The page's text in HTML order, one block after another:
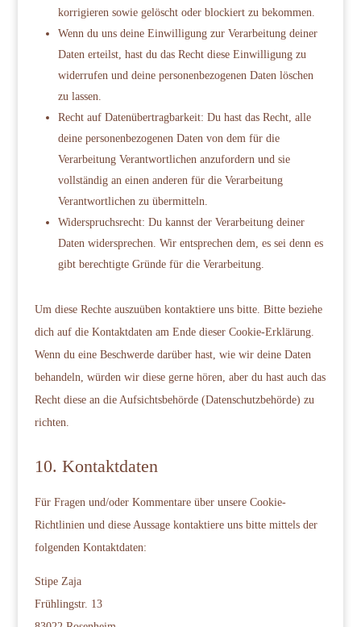
korrigieren sowie gelöscht oder blockiert zu bekommen.
Wenn du uns deine Einwilligung zur Verarbeitung deiner
Daten erteilst, hast du das Recht diese Einwilligung zu
widerrufen und deine personenbezogenen Daten löschen
zu lassen.
Recht auf Datenübertragbarkeit: Du hast das Recht, alle
deine personenbezogenen Daten von dem für die
Verarbeitung Verantwortlichen anzufordern und sie
vollständig an einen anderen für die Verarbeitung
Verantwortlichen zu übermitteln.
Widerspruchsrecht: Du kannst der Verarbeitung deiner
Daten widersprechen. Wir entsprechen dem, es sei denn es
gibt berechtigte Gründe für die Verarbeitung.
Um diese Rechte auszuüben kontaktiere uns bitte. Bitte beziehe
dich auf die Kontaktdaten am Ende dieser Cookie-Erklärung.
Wenn du eine Beschwerde darüber hast, wie wir deine Daten
behandeln, würden wir diese gerne hören, aber du hast auch das
Recht diese an die Aufsichtsbehörde (Datenschutzbehörde) zu
richten.
10. Kontaktdaten
Für Fragen und/oder Kommentare über unsere Cookie-
Richtlinien und diese Aussage kontaktiere uns bitte mittels der
folgenden Kontaktdaten:
Stipe Zaja
Frühlingstr. 13